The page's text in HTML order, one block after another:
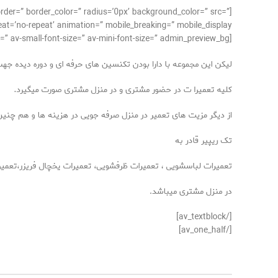
border_color=” radius=’0px’ background_color=” src=”
repeat’ animation=” mobile_breaking=” mobile_display=”]
[av_textblock size=” font_color=” color=” av-medium-font-size=” av-small-font-size=” av-mini-font-size=” admin_preview_bg=”]
لیکن این مجموعه با دارا بودن تکنسین های حرفه ای و دوره
کلیه تعمیرا ت در حضور مشتری و در منزل مشتری صورت میگیرد.
از دیگر مزیت های تعمیر در منزل صرفه جویی در هزینه ها و هم
تک ریپیر قادر به
تعمیرات لباسشویی ، تعمیرات ظرفشویی، تعمیرات یخچال
در منزل مشتری میباشد.
[/av_textblock]
[/av_one_half]